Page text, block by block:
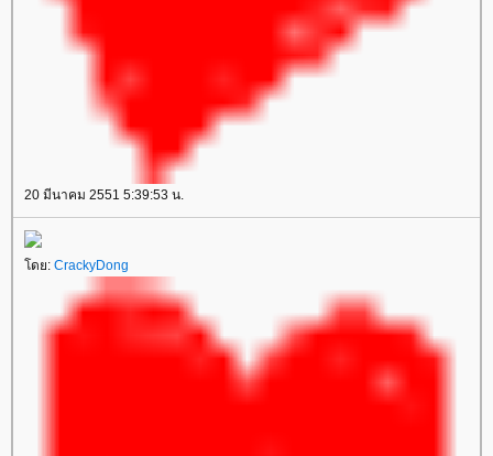
20 มีนาคม 2551 5:39:53 น.
โดย: CrackyDong